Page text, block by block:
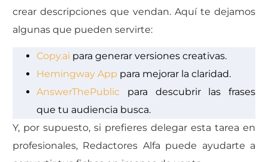
crear descripciones que vendan. Aquí te dejamos
algunas que pueden servirte:
Copy.ai para generar versiones creativas.
Hemingway App para mejorar la claridad.
AnswerThePublic para descubrir las frases
que tu audiencia busca.
Y, por supuesto, si prefieres delegar esta tarea en
profesionales, Redactores Alfa puede ayudarte a